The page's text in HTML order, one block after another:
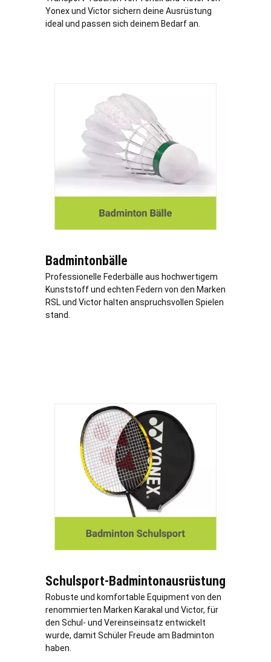
Yonex und Victor sichern deine Ausrüstung
ideal und passen sich deinem Bedarf an.
Badmintonbälle
Professionelle Federbälle aus hochwertigem
Kunststoff und echten Federn von den Marken
RSL und Victor halten anspruchsvollen Spielen
stand.
Schulsport-Badmintonausrüstung
Robuste und komfortable Equipment von den
renommierten Marken Karakal und Victor, für
den Schul- und Vereinseinsatz entwickelt
wurde, damit Schüler Freude am Badminton
haben.